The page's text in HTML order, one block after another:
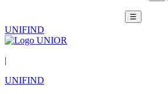
☰
UNIFIND
|
UNIFIND